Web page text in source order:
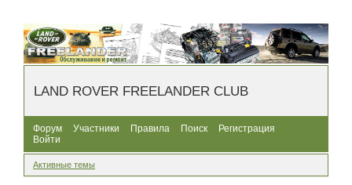
LAND ROVER FREELANDER CLUB
Форум Участники Правила Поиск
Регистрация
Войти
Активные темы